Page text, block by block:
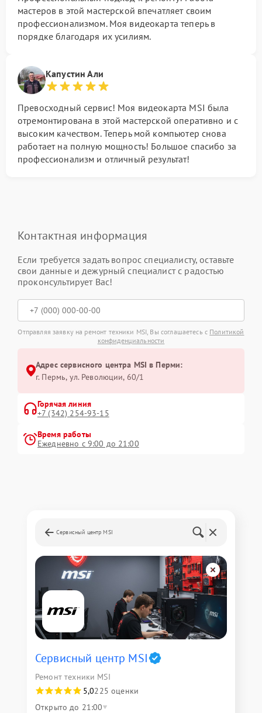
мастеров в этой мастерской впечатляет своим
профессионализмом. Моя видеокарта теперь в
порядке благодаря их усилиям.
Капустин Али
Превосходный сервис! Моя видеокарта MSI была
отремонтирована в этой мастерской оперативно и с
высоким качеством. Теперь мой компьютер снова
работает на полную мощность! Большое спасибо за
профессионализм и отличный результат!
Контактная информация
Если требуется задать вопрос специалисту, оставьте
свои данные и дежурный специалист с радостью
проконсультирует Вас!
Отправляя заявку на ремонт техники MSI, Вы соглашаетесь с Политикой
конфиденциальности
Адрес сервисного центра MSI в Перми:
г. Пермь, ул. ​Революции, 60/1
Горячая линия
+7 (342) 254-93-15
Время работы
Ежедневно с 9:00 до 21:00
Сервисный центр MSI
Сервисный центр MSI
Ремонт техники MSI
5,0225 оценки
Открыто до 21:00